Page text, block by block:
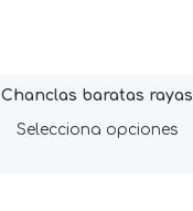
Chanclas baratas rayas
Selecciona opciones